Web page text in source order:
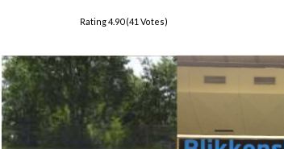
Rating 4.90 (41 Votes)